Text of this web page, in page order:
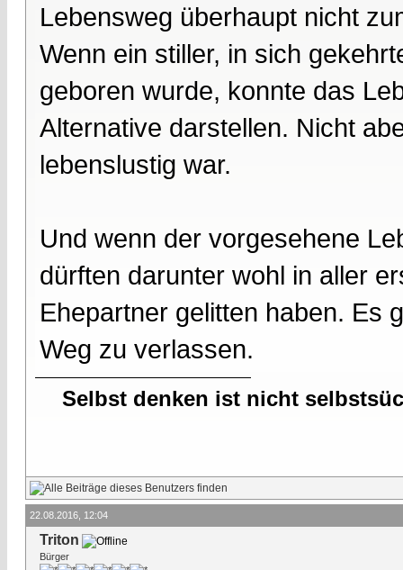
Lebensweg überhaupt nicht
Wenn ein stiller, in sich
geboren wurde, konnte das
Alternative darstellen. Nicht
lebenslustig war.
Und wenn der vorgesehene
dürften darunter wohl in aller
Ehepartner gelitten haben. Es
Weg zu verlassen.
Selbst denken ist nicht
22.08.2016, 12:04
Triton
Bürger